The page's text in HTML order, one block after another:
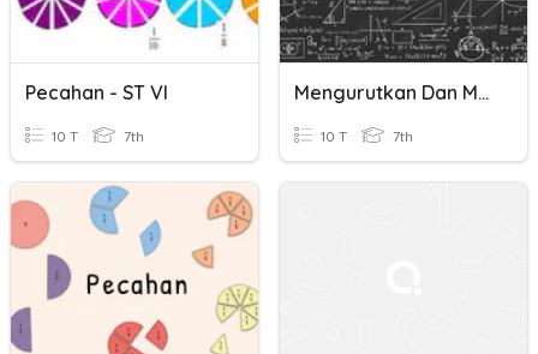
Pecahan - ST VI
10 T 7th
Mengurutkan Dan Membandingkan Bilangan Bulat Dan Pecahan
10 T 7th